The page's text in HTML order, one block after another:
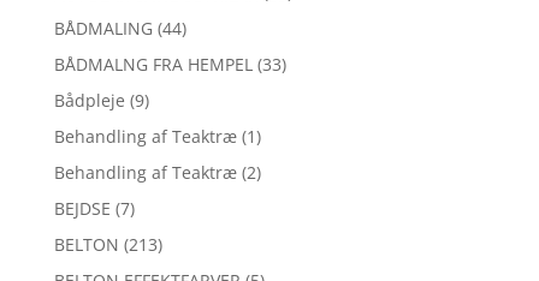
BÅDMALING (44)
BÅDMALNG FRA HEMPEL (33)
Bådpleje (9)
Behandling af Teaktræ (1)
Behandling af Teaktræ (2)
BEJDSE (7)
BELTON (213)